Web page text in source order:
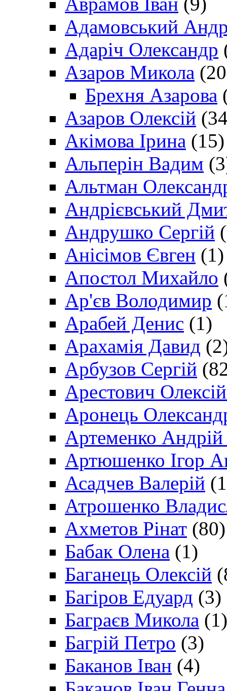
Адамовський
Адаріч Олександр
Азаров Микола
Брехня Азарова
Азаров Олексій
Акімова Ірина (15)
Альперін Вадим
Альтман
Андрієвський
Андрушко Сергій
Анісімов Євген (1)
Апостол Михайло
Ар'єв Володимир
Арабей Денис (1)
Арахамія Давид
Арбузов Сергій
Арестович
Аронець
Артеменко Андрій
Артюшенко Ігор
Асадчев Валерій
Атрошенко
Ахметов Рінат (80)
Бабак Олена (1)
Баганець Олексій
Багіров Едуард (3)
Баграєв Микола (1)
Багрій Петро (3)
Баканов Іван (4)